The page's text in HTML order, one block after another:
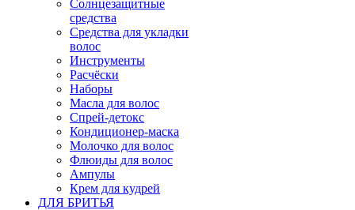
Солнцезащитные
средства
Средства для укладки
волос
Инструменты
Расчёски
Наборы
Масла для волос
Спрей-детокс
Кондиционер-маска
Молочко для волос
Флюиды для волос
Ампулы
Крем для кудрей
ДЛЯ БРИТЬЯ